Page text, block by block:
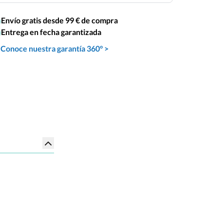
Envío gratis desde 99 € de compra
Entrega en fecha garantizada
Conoce nuestra garantía 360° >